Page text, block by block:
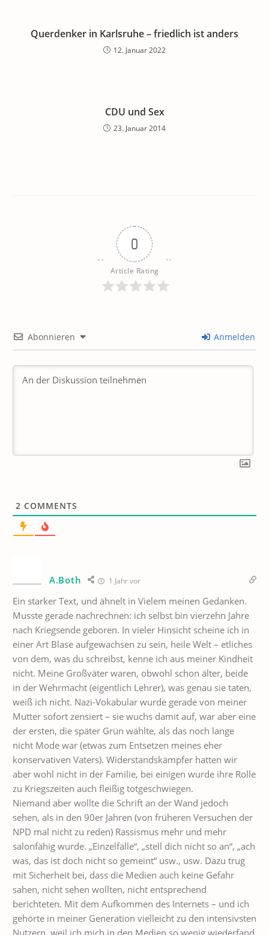
Querdenker in Karlsruhe – friedlich ist anders
12. Januar 2022
CDU und Sex
23. Januar 2014
0
Article Rating
Abonnieren Anmelden
2 COMMENTS
A.Both 1 Jahr vor
Ein starker Text, und ähnelt in Vielem meinen Gedanken.
Musste gerade nachrechnen: ich selbst bin vierzehn Jahre
nach Kriegsende geboren. In vieler Hinsicht scheine ich in
einer Art Blase aufgewachsen zu sein, heile Welt – etliches
von dem, was du schreibst, kenne ich aus meiner Kindheit
nicht. Meine Großväter waren, obwohl schon älter, beide
in der Wehrmacht (eigentlich Lehrer), was genau sie taten,
weiß ich nicht. Nazi-Vokabular wurde gerade von meiner
Mutter sofort zensiert – sie wuchs damit auf, war aber eine
der ersten, die später Grün wählte, als das noch lange
nicht Mode war (etwas zum Entsetzen meines eher
konservativen Vaters). Widerstandskämpfer hatten wir
aber wohl nicht in der Familie, bei einigen wurde ihre Rolle
zu Kriegszeiten auch fleißig totgeschwiegen.
Niemand aber wollte die Schrift an der Wand jedoch
sehen, als in den 90er Jahren (von früheren Versuchen der
NPD mal nicht zu reden) Rassismus mehr und mehr
salonfähig wurde. „Einzelfälle“, „stell dich nicht so an“, „ach
was, das ist doch nicht so gemeint“ usw., usw. Dazu trug
mit Sicherheit bei, dass die Medien auch keine Gefahr
sahen, nicht sehen wollten, nicht entsprechend
berichteten. Mit dem Aufkommen des Internets – und ich
gehörte in meiner Generation vielleicht zu den intensivsten